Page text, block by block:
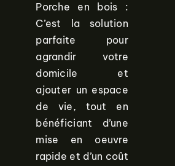
Porche en bois :
C’est la solution
parfaite pour
agrandir votre
domicile et
ajouter un espace
de vie, tout en
bénéficiant d’une
mise en oeuvre
rapide et d’un coût